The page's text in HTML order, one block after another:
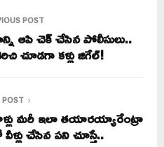
POST
ఆపి చెక్ చేసిన పోలీసులు..
చూడగా కళ్లు జిగేల్!
మరీ ఇలా తయారయ్యారేంట్రా
చేసిన పని చూస్తే..